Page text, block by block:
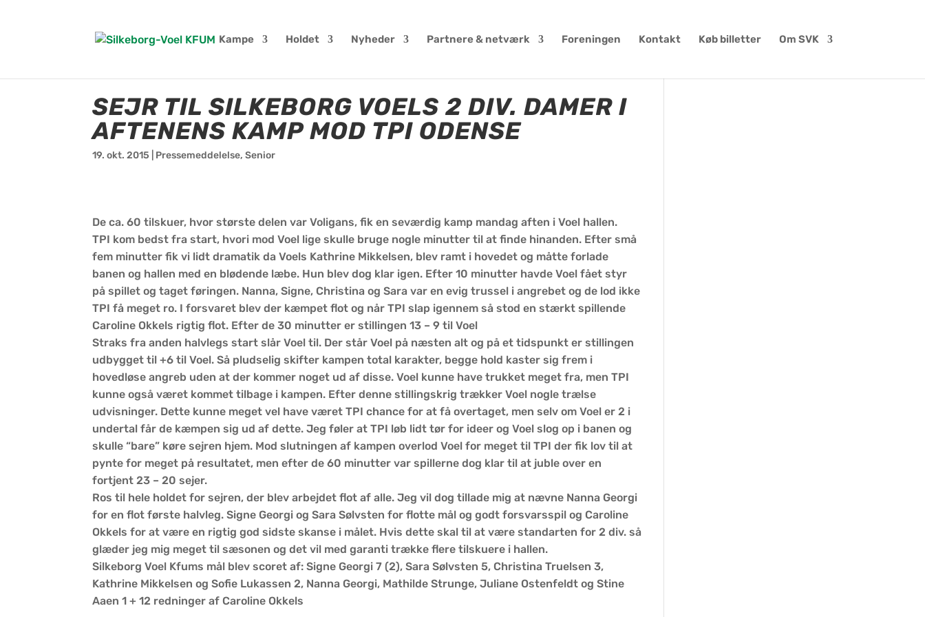
Kampe Holdet Nyheder Partnere & netværk Foreningen Kontakt Køb billetter Om SVK
SEJR TIL SILKEBORG VOELS 2 DIV. DAMER I
AFTENENS KAMP MOD TPI ODENSE
19. okt. 2015 Pressemeddelelse,Senior
De ca. 60 tilskuer, hvor største delen var Voligans, fik en seværdig kamp mandag aften i Voel hallen.
TPI kom bedst fra start, hvori mod Voel lige skulle bruge nogle minutter til at finde hinanden. Efter små
fem minutter fik vi lidt dramatik da Voels Kathrine Mikkelsen, blev ramt i hovedet og måtte forlade
banen og hallen med en blødende læbe. Hun blev dog klar igen. Efter 10 minutter havde Voel fået styr
på spillet og taget føringen. Nanna, Signe, Christina og Sara var en evig trussel i angrebet og de lod ikke
TPI få meget ro. I forsvaret blev der kæmpet flot og når TPI slap igennem så stod en stærkt spillende
Caroline Okkels rigtig flot. Efter de 30 minutter er stillingen 13 – 9 til Voel
Straks fra anden halvlegs start slår Voel til. Der står Voel på næsten alt og på et tidspunkt er stillingen
udbygget til +6 til Voel. Så pludselig skifter kampen total karakter, begge hold kaster sig frem i
hovedløse angreb uden at der kommer noget ud af disse. Voel kunne have trukket meget fra, men TPI
kunne også været kommet tilbage i kampen. Efter denne stillingskrig trækker Voel nogle trælse
udvisninger. Dette kunne meget vel have været TPI chance for at få overtaget, men selv om Voel er 2 i
undertal får de kæmpen sig ud af dette. Jeg føler at TPI løb lidt tør for ideer og Voel slog op i banen og
skulle “bare” køre sejren hjem. Mod slutningen af kampen overlod Voel for meget til TPI der fik lov til at
pynte for meget på resultatet, men efter de 60 minutter var spillerne dog klar til at juble over en
fortjent 23 – 20 sejer.
Ros til hele holdet for sejren, der blev arbejdet flot af alle. Jeg vil dog tillade mig at nævne Nanna Georgi
for en flot første halvleg. Signe Georgi og Sara Sølvsten for flotte mål og godt forsvarsspil og Caroline
Okkels for at være en rigtig god sidste skanse i målet. Hvis dette skal til at være standarten for 2 div. så
glæder jeg mig meget til sæsonen og det vil med garanti trække flere tilskuere i hallen.
Silkeborg Voel Kfums mål blev scoret af: Signe Georgi 7 (2), Sara Sølvsten 5, Christina Truelsen 3,
Kathrine Mikkelsen og Sofie Lukassen 2, Nanna Georgi, Mathilde Strunge, Juliane Ostenfeldt og Stine
Aaen 1 + 12 redninger af Caroline Okkels